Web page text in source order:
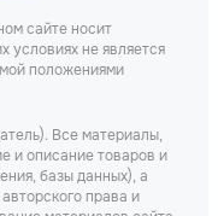
сайте носит
условиях не является
положениями
Все материалы,
и описание товаров и
базы данных), а
права и